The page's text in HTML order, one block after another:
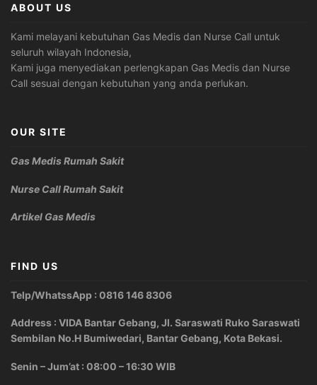
ABOUT US
Kami melayani kebutuhan Gas Medis dan Nurse Call untuk
seluruh wilayah Indonesia,
Kami juga menyediakan perlengkapan Gas Medis dan Nurse
Call sesuai dengan kebutuhan yang anda perlukan.
OUR SITE
Gas Medis Rumah Sakit
Nurse Call Rumah Sakit
Artikel Gas Medis
FIND US
Telp/WhatssApp : 0816 146 8306
Address : VIDA Bantar Gebang, Jl. Saraswati Ruko Saraswati
Sembilan No.H Bumiwedari, Bantar Gebang, Kota Bekasi.
Senin – Jum’at : 08:00 – 16:30 WIB